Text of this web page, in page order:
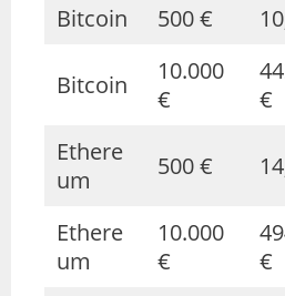
Bitcoin 500 €
Bitcoin
10.000
€
€
Ethere
um
500 €
Ethere
um
10.000
€
€